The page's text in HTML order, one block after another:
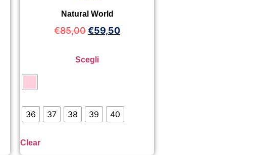
Natural World
€85,00€59,50
Scegli
36 37 38 39 40
Clear